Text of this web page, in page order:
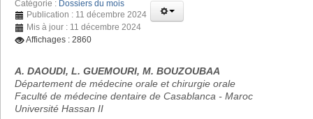
Catégorie : Dossiers du mois
Publication : 11 décembre 2024
Mis à jour : 11 décembre 2024
Affichages : 2860
A. DAOUDI, L. GUEMOURI, M. BOUZOUBAA
Département de médecine orale et chirurgie orale
Faculté de médecine dentaire de Casablanca - Maroc
Université Hassan II